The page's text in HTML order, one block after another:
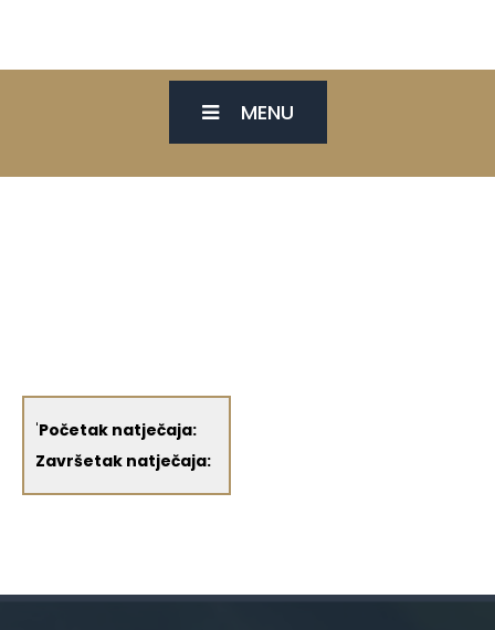
MENU
'Početak natječaja:
Završetak natječaja: